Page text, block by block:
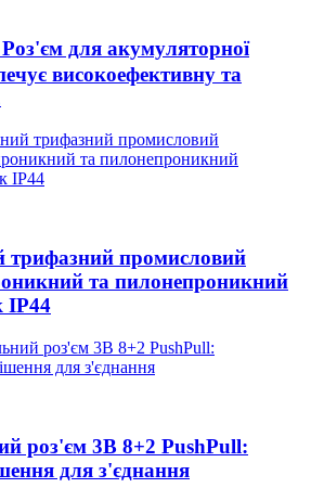
для акумуляторної
високоефективну та
трифазний промисловий
та пилонепроникний
IP44
роз'єм 3B 8+2 PushPull:
для з'єднання